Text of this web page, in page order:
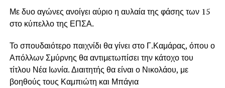
Με δυο αγώνες ανοίγει αύριο η αυλαία της φάσης των 15
στο κύπελλο της ΕΠΣΑ.
Το σπουδαιότερο παιχνίδι θα γίνει στο Γ.Καμάρας, όπου ο
Απόλλων Σμύρνης θα αντιμετωπίσει την κάτοχο του
τίτλου Νέα Ιωνία. Διαιτητής θα είναι ο Νικολάου, με
βοηθούς τους Καμπιώτη και Μπάγια